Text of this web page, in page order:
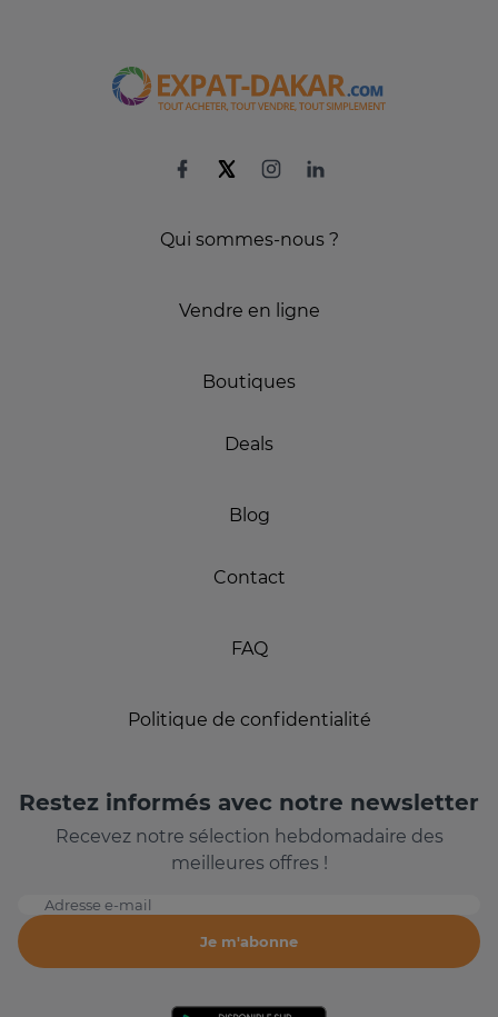
Qui sommes-nous ?
Vendre en ligne
Boutiques
Deals
Blog
Contact
FAQ
Politique de confidentialité
Restez informés avec notre newsletter
Recevez notre sélection hebdomadaire des
meilleures offres !
Adresse e-mail
Je m'abonne